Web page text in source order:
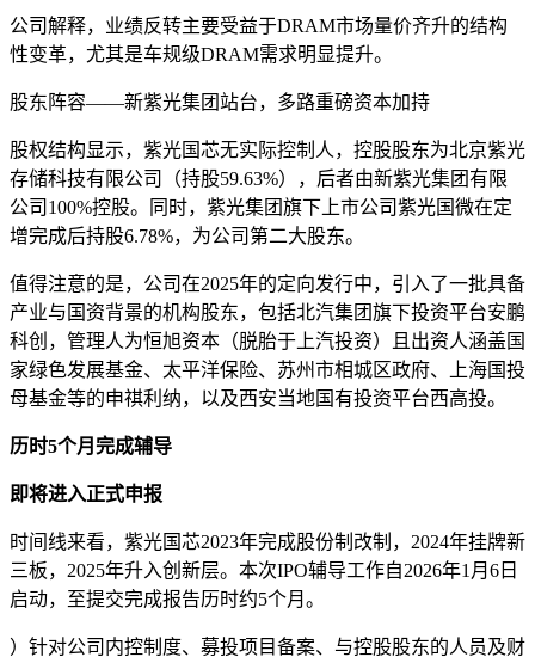
公司解释，业绩反转主要受益于DRAM市场量价齐升的结构
性变革，尤其是车规级DRAM需求明显提升。
股东阵容——新紫光集团站台，多路重磅资本加持
股权结构显示，紫光国芯无实际控制人，控股股东为北京紫光
存储科技有限公司（持股59.63%），后者由新紫光集团有限
公司100%控股。同时，紫光集团旗下上市公司紫光国微在定
增完成后持股6.78%，为公司第二大股东。
值得注意的是，公司在2025年的定向发行中，引入了一批具备
产业与国资背景的机构股东，包括北汽集团旗下投资平台安鹏
科创，管理人为恒旭资本（脱胎于上汽投资）且出资人涵盖国
家绿色发展基金、太平洋保险、苏州市相城区政府、上海国投
母基金等的申祺利纳，以及西安当地国有投资平台西高投。
历时5个月完成辅导
即将进入正式申报
时间线来看，紫光国芯2023年完成股份制改制，2024年挂牌新
三板，2025年升入创新层。本次IPO辅导工作自2026年1月6日
启动，至提交完成报告历时约5个月。
）针对公司内控制度、募投项目备案、与控股股东的人员及财